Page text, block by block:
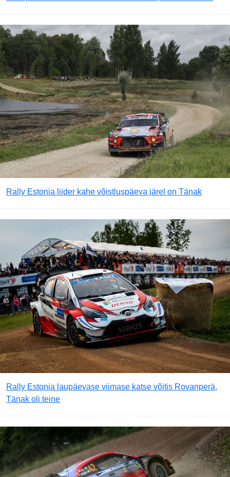
Rally Estonia liider kahe võistluspäeva järel on Tänak
Rally Estonia laupäevase viimase katse võitis Rovanperä,
Tänak oli teine